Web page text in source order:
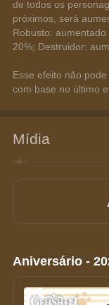
de todos os
próximos, será
Robusto:
20%; Destruidor:
Esse efeito não
com base no último
Mídia
Aniversário -